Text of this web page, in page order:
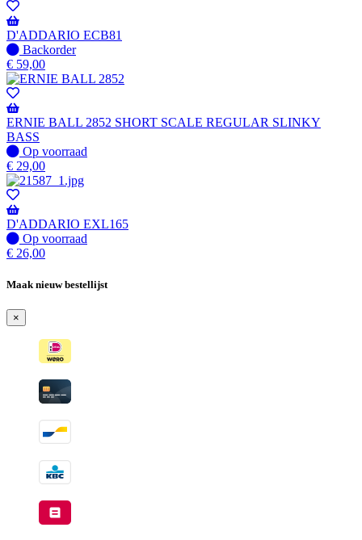
D'ADDARIO ECB81
Niet
op
voorraad
-
Wordt
verzonden
wanneer
beschikbaar
Backorder
€ 59,00
ERNIE BALL 2852 SHORT SCALE REGULAR SLINKY
BASS
Op
voorraad
Op voorraad
€ 29,00
D'ADDARIO EXL165
Op
voorraad
Op voorraad
€ 26,00
Maak nieuw bestellijst
×